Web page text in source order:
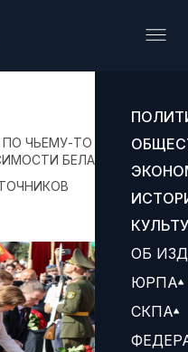
ОБ
ЮРПА
СКПА
ЧЬЕМУ-ТО РОСЧЕРКУ
БЕЛАРУСИ